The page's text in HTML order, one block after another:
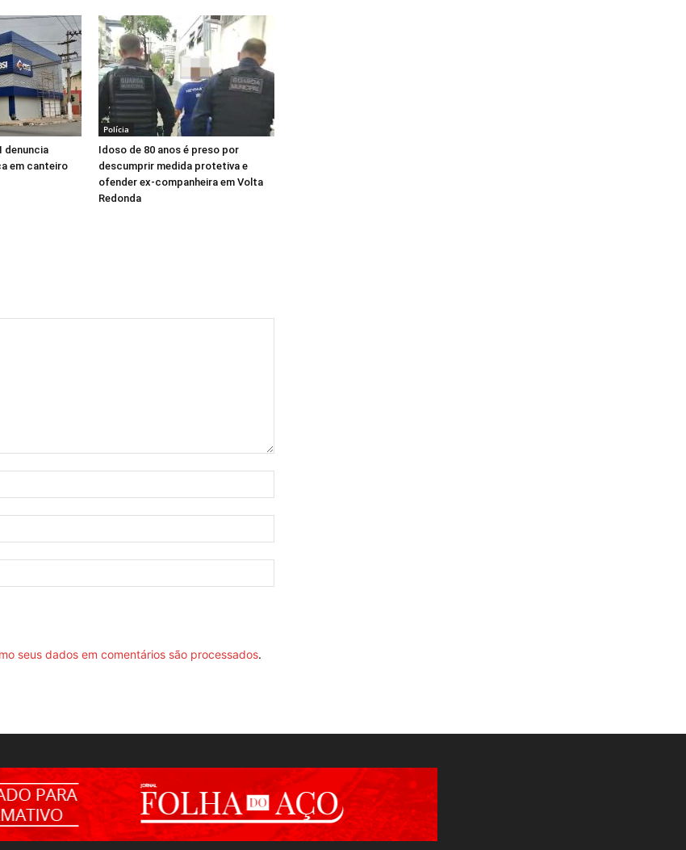
denuncia
em canteiro
Polícia
Idoso de 80 anos é preso por
descumprir medida protetiva e
ofender ex-companheira em Volta
Redonda
seus dados em comentários são processados.